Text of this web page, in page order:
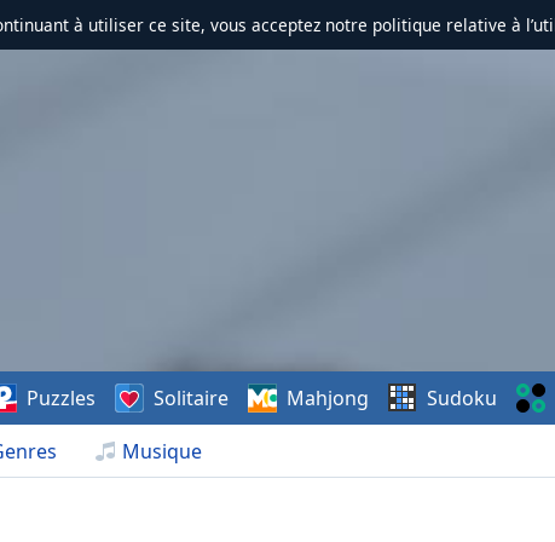
à utiliser ce site, vous acceptez notre politique relative à
Musique
Puzzles Solitaire Mahjong Sudoku